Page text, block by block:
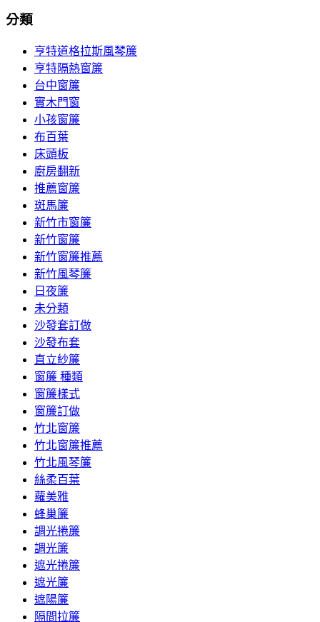
分類
亨特道格拉斯風琴簾
亨特隔熱窗簾
台中窗簾
實木門窗
小孩窗簾
布百葉
床頭板
廚房翻新
推薦窗簾
斑馬簾
新竹市窗簾
新竹窗簾
新竹窗簾推薦
新竹風琴簾
日夜簾
未分類
沙發套訂做
沙發布套
直立紗簾
窗簾 種類
窗簾樣式
窗簾訂做
竹北窗簾
竹北窗簾推薦
竹北風琴簾
絲柔百葉
蘿美雅
蜂巢簾
調光捲簾
調光簾
遮光捲簾
遮光簾
遮陽簾
隔間拉簾